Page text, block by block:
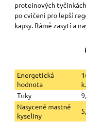
proteinových
po cvičení pro lepší
kapsy. Rámě zasytí a
Energetická
hodnota
Tuky
Nasycené mastné
kyseliny